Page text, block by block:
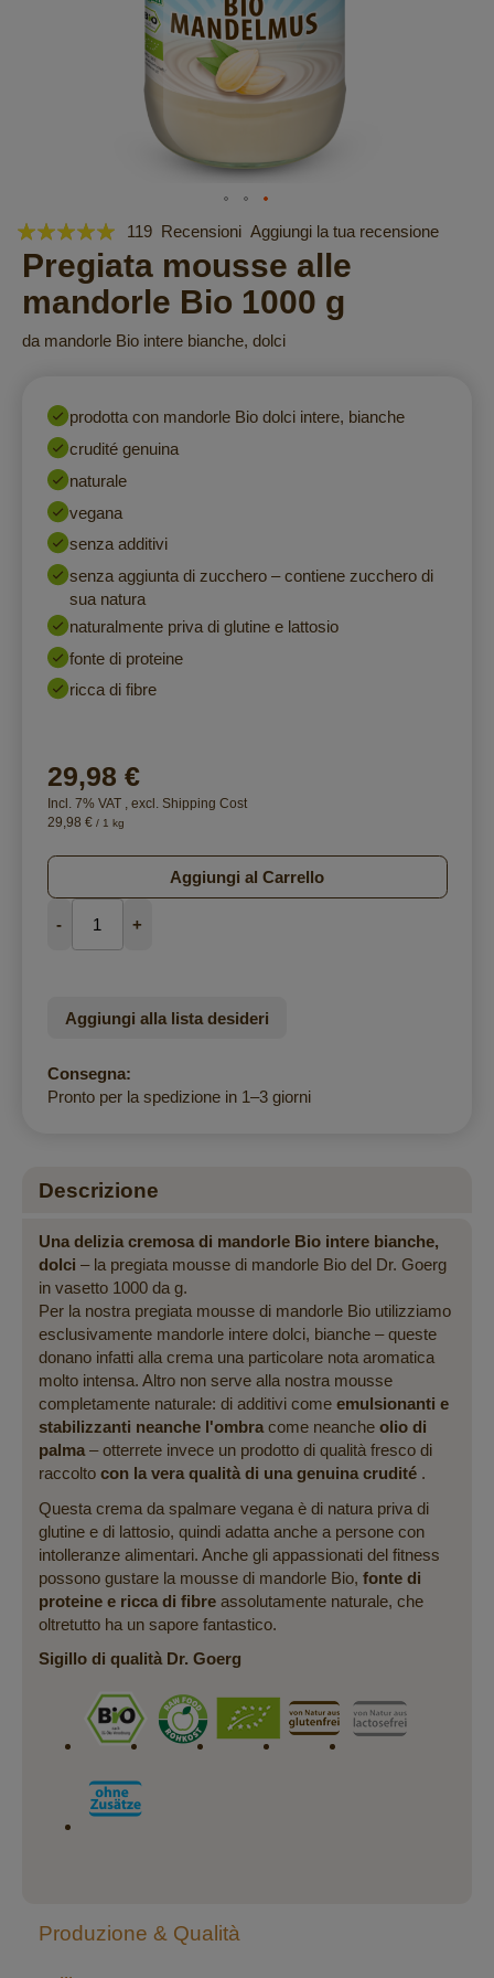
Vai
all'inizio
della
galleria
di
immagini
Valutazione:
96
% of100
119 Recensioni Aggiungi la tua recensione
Pregiata mousse alle
mandorle Bio 1000 g
da mandorle Bio intere bianche, dolci
prodotta con mandorle Bio dolci intere, bianche
crudité genuina
naturale
vegana
senza additivi
senza aggiunta di zucchero – contiene zucchero di
sua natura
naturalmente priva di glutine e lattosio
fonte di proteine
ricca di fibre
29,98 €
Incl. 7% VAT , excl. Shipping Cost
29,98 €/ 1 kg
Aggiungi al Carrello
- +
Aggiungi alla lista desideri
Consegna:
Pronto per la spedizione in 1–3 giorni
Descrizione
Una delizia cremosa di mandorle Bio intere bianche,
dolci – la pregiata mousse di mandorle Bio del Dr. Goerg
in vasetto 1000 da g.
Per la nostra pregiata mousse di mandorle Bio utilizziamo
esclusivamente mandorle intere dolci, bianche – queste
donano infatti alla crema una particolare nota aromatica
molto intensa. Altro non serve alla nostra mousse
completamente naturale: di additivi come emulsionanti e
stabilizzanti neanche l'ombra come neanche olio di
palma – otterrete invece un prodotto di qualità fresco di
raccolto con la vera qualità di una genuina crudité .
Questa crema da spalmare vegana è di natura priva di
glutine e di lattosio, quindi adatta anche a persone con
intolleranze alimentari. Anche gli appassionati del fitness
possono gustare la mousse di mandorle Bio, fonte di
proteine e ricca di fibre assolutamente naturale, che
oltretutto ha un sapore fantastico.
Sigillo di qualità Dr. Goerg
Produzione & Qualità